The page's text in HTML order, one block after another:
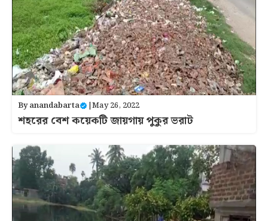
Byanandabarta |May 26, 2022
শহরের বেশ কয়েকটি জায়গায় পুকুর ভরাট